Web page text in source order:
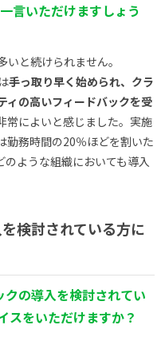
言いただけますしょう
と続けられません。
手っ取り早く始められ、クラ
ィの高いフィードバックを受
常によいと感じました。実施
勤務時間の20％ほどを割いた
のような組織においても導入
検討されている方に
クの導入を検討されてい
スをいただけますか？